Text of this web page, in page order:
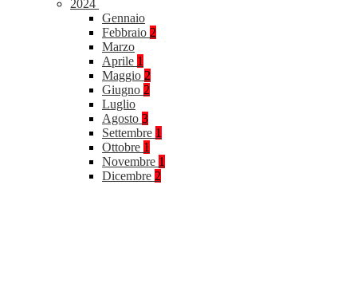
2024
Gennaio
Febbraio 2
Marzo
Aprile 1
Maggio 2
Giugno 2
Luglio
Agosto 3
Settembre 1
Ottobre 1
Novembre 1
Dicembre 2